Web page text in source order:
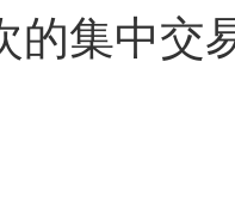
的集中交